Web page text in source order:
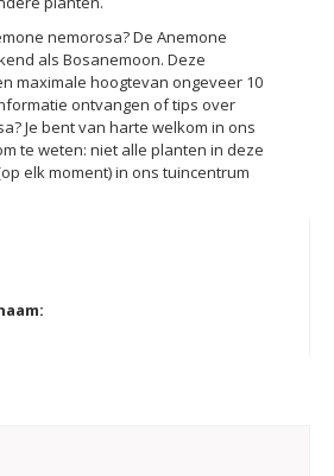
nemorosa? De Anemone
als Bosanemoon. Deze
maximale hoogtevan ongeveer 10
ontvangen of tips over
Je bent van harte welkom in ons
te weten: niet alle planten in deze
elk moment) in ons tuincentrum